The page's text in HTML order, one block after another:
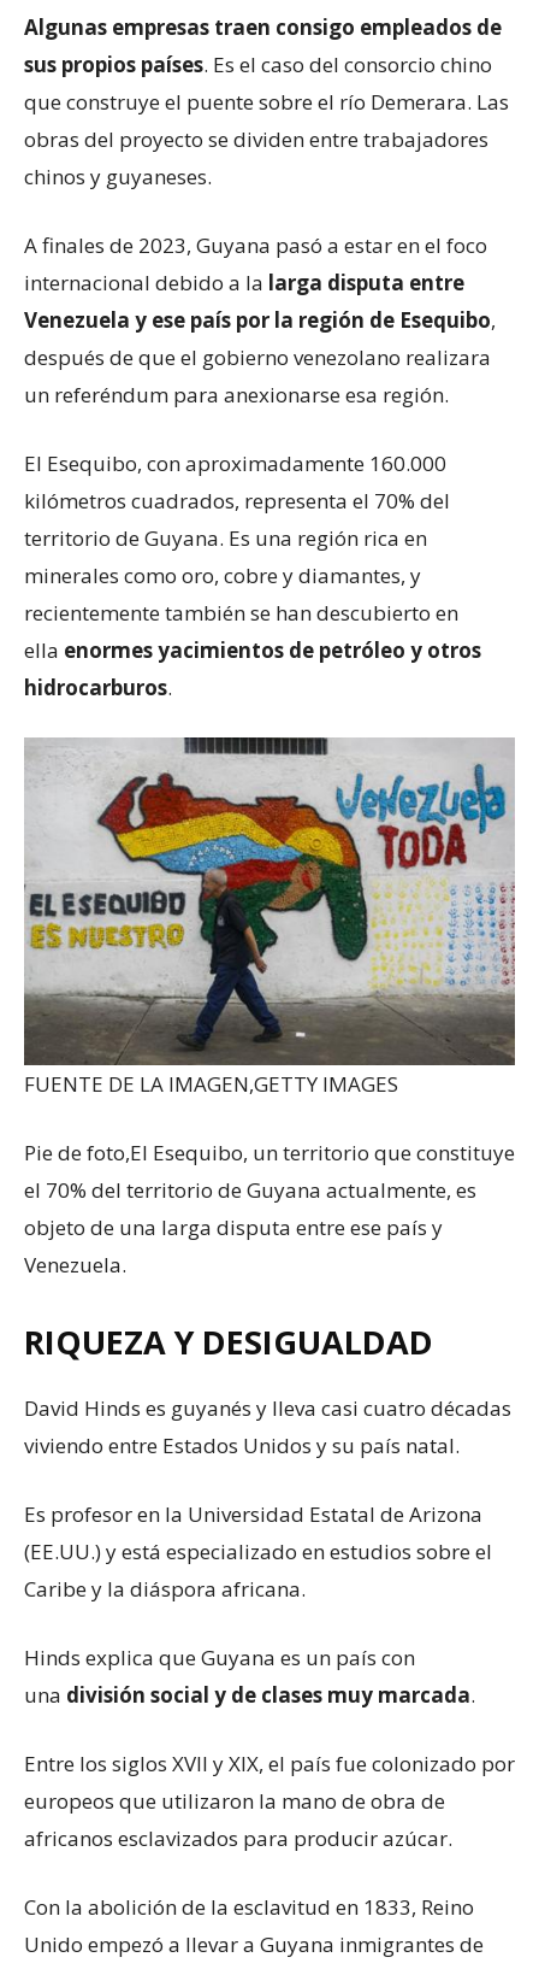
Algunas empresas traen consigo empleados de
sus propios países. Es el caso del consorcio chino
que construye el puente sobre el río Demerara. Las
obras del proyecto se dividen entre trabajadores
chinos y guyaneses.
A finales de 2023, Guyana pasó a estar en el foco
internacional debido a la larga disputa entre
Venezuela y ese país por la región de Esequibo,
después de que el gobierno venezolano realizara
un referéndum para anexionarse esa región.
El Esequibo, con aproximadamente 160.000
kilómetros cuadrados, representa el 70% del
territorio de Guyana. Es una región rica en
minerales como oro, cobre y diamantes, y
recientemente también se han descubierto en
ella enormes yacimientos de petróleo y otros
hidrocarburos.
FUENTE DE LA IMAGEN,GETTY IMAGES
Pie de foto,El Esequibo, un territorio que constituye
el 70% del territorio de Guyana actualmente, es
objeto de una larga disputa entre ese país y
Venezuela.
RIQUEZA Y DESIGUALDAD
David Hinds es guyanés y lleva casi cuatro décadas
viviendo entre Estados Unidos y su país natal.
Es profesor en la Universidad Estatal de Arizona
(EE.UU.) y está especializado en estudios sobre el
Caribe y la diáspora africana.
Hinds explica que Guyana es un país con
una división social y de clases muy marcada.
Entre los siglos XVII y XIX, el país fue colonizado por
europeos que utilizaron la mano de obra de
africanos esclavizados para producir azúcar.
Con la abolición de la esclavitud en 1833, Reino
Unido empezó a llevar a Guyana inmigrantes de